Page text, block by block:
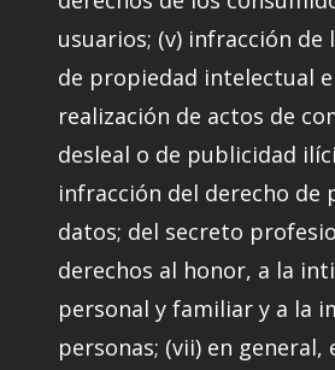
usuarios; (v) infracción de
de propiedad intelectual
realización de actos de
desleal o de publicidad
infracción del derecho de
datos; del secreto
derechos al honor, a la
personal y familiar y a la
personas; (vii) en general,